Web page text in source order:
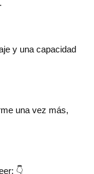
y una capacidad
una vez más,
👇